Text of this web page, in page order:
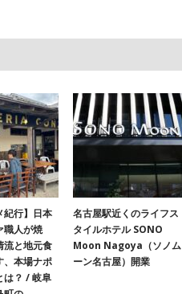
紀行】日本
職人が焼
流と地元食
、本場ナポ
は？ / 岐阜
名古屋駅近くのライフス
タイルホテル SONO
Moon Nagoya（ソノム
ーン名古屋）開業